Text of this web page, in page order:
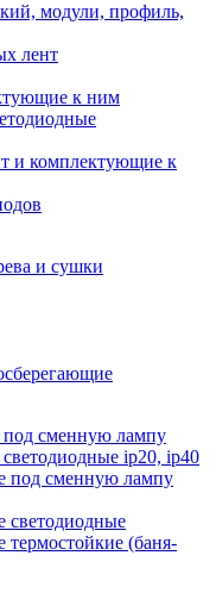
модули, профиль,
лент
к ним
и комплектующие к
и сушки
сменную лампу
ip20, ip40
под сменную лампу
светодиодные
(баня-